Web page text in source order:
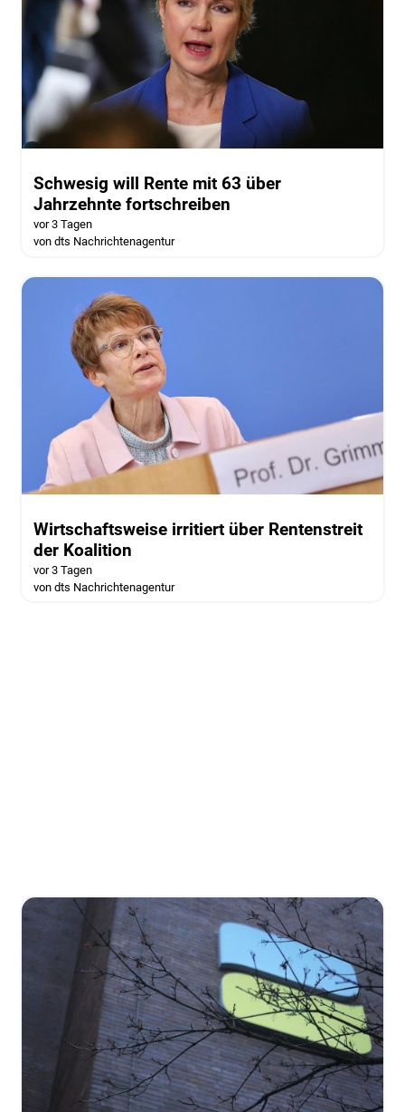
Schwesig will Rente mit 63 über
Jahrzehnte fortschreiben
vor 3 Tagen
von dts Nachrichtenagentur
Wirtschaftsweise irritiert über Rentenstreit
der Koalition
vor 3 Tagen
von dts Nachrichtenagentur